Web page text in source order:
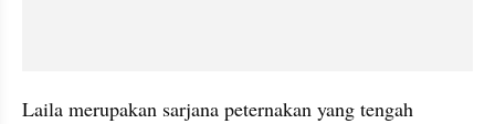
Laila merupakan sarjana peternakan yang tengah